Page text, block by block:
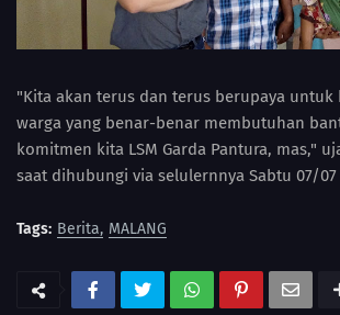
"Kita akan terus dan terus berupaya untuk
warga yang benar-benar membutuhan
komitmen kita LSM Garda Pantura, mas,"
saat dihubungi via selulernnya Sabtu 07/
Tags: Berita MALANG